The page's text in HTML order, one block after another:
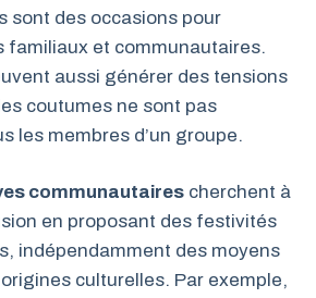
sont des occasions pour
familiaux et communautaires.
aussi générer des tensions
coutumes ne sont pas
les membres d’un groupe.
communautaires cherchent à
en proposant des festivités
indépendamment des moyens
culturelles. Par exemple,